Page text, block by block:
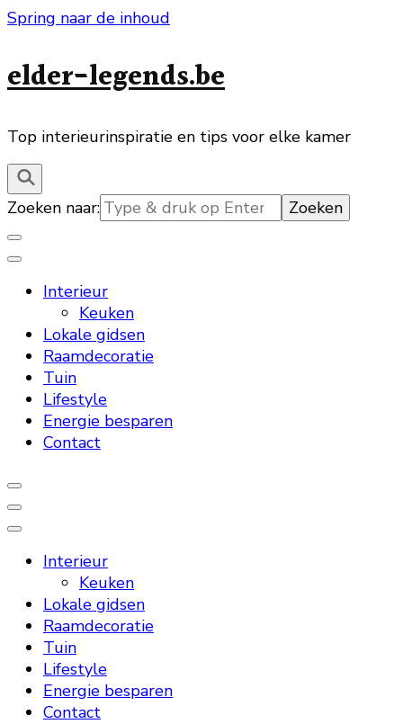
Spring naar de inhoud
elder-legends.be
Top interieurinspiratie en tips voor elke kamer
Zoeken naar:
Interieur
Keuken
Lokale gidsen
Raamdecoratie
Tuin
Lifestyle
Energie besparen
Contact
Interieur
Keuken
Lokale gidsen
Raamdecoratie
Tuin
Lifestyle
Energie besparen
Contact